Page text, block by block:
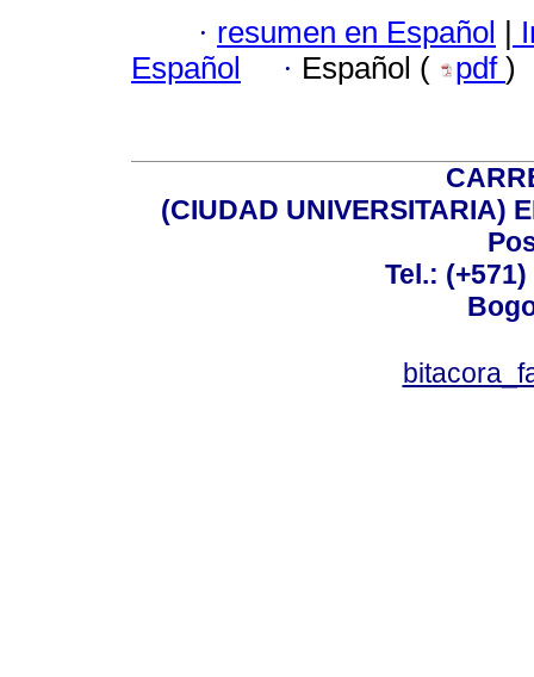
· resumen en Español |
Español
· Español ( pdf )
(CIUDAD UNIVERSITARIA)
Tel.: